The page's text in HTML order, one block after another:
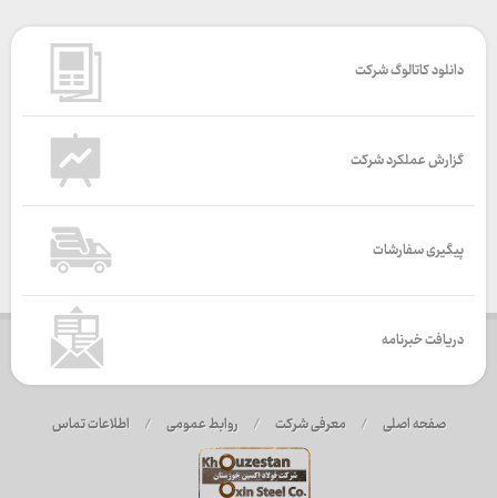
دانلود کاتالوگ شرکت
گزارش عملکرد شرکت
پیگیری سفارشات
دریافت خبرنامه
صفحه اصلی / معرفی شرکت / روابط عمومی / اطلاعات تماس